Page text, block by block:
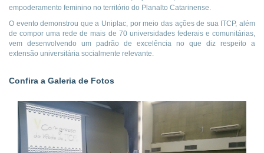
empoderamento feminino no território do Planalto Catarinense.
O evento demonstrou que a Uniplac, por meio das ações de sua ITCP, além
de compor uma rede de mais de 70 universidades federais e comunitárias,
vem desenvolvendo um padrão de excelência no que diz respeito a
extensão universitária socialmente relevante.
Confira a Galeria de Fotos